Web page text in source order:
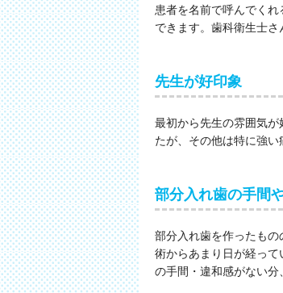
患者を名前で呼んでく
できます。歯科衛生士さ
先生が好印象
最初から先生の雰囲気
たが、その他は特に強い
部分入れ歯の手間
部分入れ歯を作ったも
術からあまり日が経っ
の手間・違和感がない分